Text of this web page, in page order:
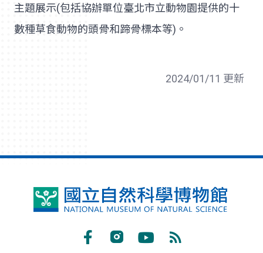
主題展示(包括協辦單位臺北市立動物園提供的十
數種草食動物的頭骨和蹄骨標本等)。
2024/01/11 更新
國